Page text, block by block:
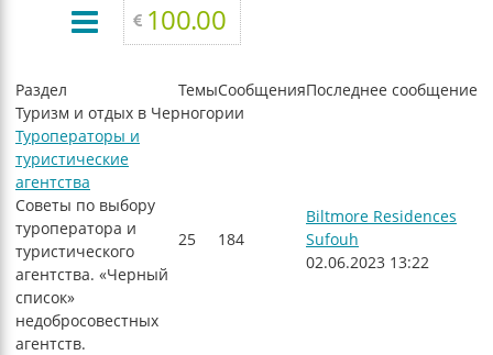
100.00
Раздел ТемыСообщенияПоследнее сообщение
Туризм и отдых в Черногории
Туроператоры и
туристические
агентства
Советы по выбору
туроператора и
туристического
агентства. «Черный
список»
недобросовестных
агентств.
25 184
Biltmore Residences
Sufouh
02.06.2023 13:22